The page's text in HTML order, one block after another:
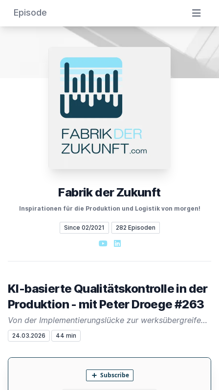
Episode
Fabrik der Zukunft
Inspirationen für die Produktion und Logistik von morgen!
Since 02/2021 282 Episoden
YouTubeLinkedIn
KI-basierte Qualitätskontrolle in der
Produktion - mit Peter Droege #263
Von der Implementierungslücke zur werksübergreifenden Skalierung
24.03.2026 44 min